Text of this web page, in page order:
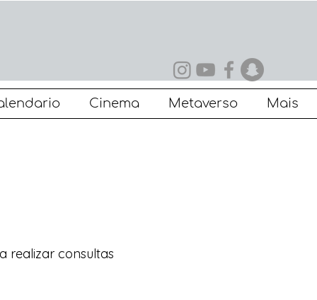
Cinema Metaverso Mais
realizar consultas